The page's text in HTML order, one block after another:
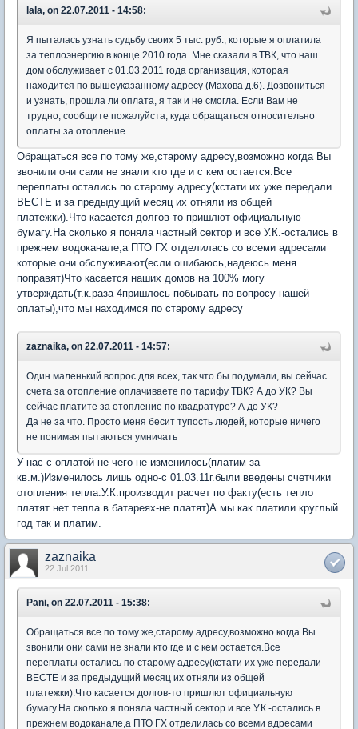
lala, on 22.07.2011 - 14:58:
Я пыталась узнать судьбу своих 5 тыс. руб., которые я оплатила
за теплоэнергию в конце 2010 года. Мне сказали в ТВК, что наш
дом обслуживает с 01.03.2011 года организация, которая
находится по вышеуказанному адресу (Махова д.6). Дозвониться
и узнать, прошла ли оплата, я так и не смогла. Если Вам не
трудно, сообщите пожалуйста, куда обращаться относительно
оплаты за отопление.
Обращаться все по тому же,старому адресу,возможно когда Вы
звонили они сами не знали кто где и с кем остается.Все
переплаты остались по старому адресу(кстати их уже передали
ВЕСТЕ и за предыдущий месяц их отняли из общей
платежки).Что касается долгов-то пришлют официальную
бумагу.На сколько я поняла частный сектор и все У.К.-остались в
прежнем водоканале,а ПТО ГХ отделилась со всеми адресами
которые они обслуживают(если ошибаюсь,надеюсь меня
поправят)Что касается наших домов на 100% могу
утверждать(т.к.раза 4пришлось побывать по вопросу нашей
оплаты),что мы находимся по старому адресу
zaznaika, on 22.07.2011 - 14:57:
Один маленький вопрос для всех, так что бы подумали, вы сейчас
счета за отопление оплачиваете по тарифу ТВК? А до УК? Вы
сейчас платите за отопление по квадратуре? А до УК?
Да не за что. Просто меня бесит тупость людей, которые ничего
не понимая пытаються умничать
У нас с оплатой не чего не изменилось(платим за
кв.м.)Изменилось лишь одно-с 01.03.11г.были введены счетчики
отопления тепла.У.К.производит расчет по факту(есть тепло
платят нет тепла в батареях-не платят)А мы как платили круглый
год так и платим.
zaznaika
22 Jul 2011
Pani, on 22.07.2011 - 15:38:
Обращаться все по тому же,старому адресу,возможно когда Вы
звонили они сами не знали кто где и с кем остается.Все
переплаты остались по старому адресу(кстати их уже передали
ВЕСТЕ и за предыдущий месяц их отняли из общей
платежки).Что касается долгов-то пришлют официальную
бумагу.На сколько я поняла частный сектор и все У.К.-остались в
прежнем водоканале,а ПТО ГХ отделилась со всеми адресами